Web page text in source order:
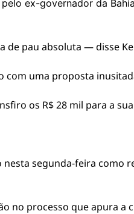
ex-governador da
de pau absoluta — disse
uma proposta
os R$ 28 mil para a
segunda-feira como
no processo que apura a